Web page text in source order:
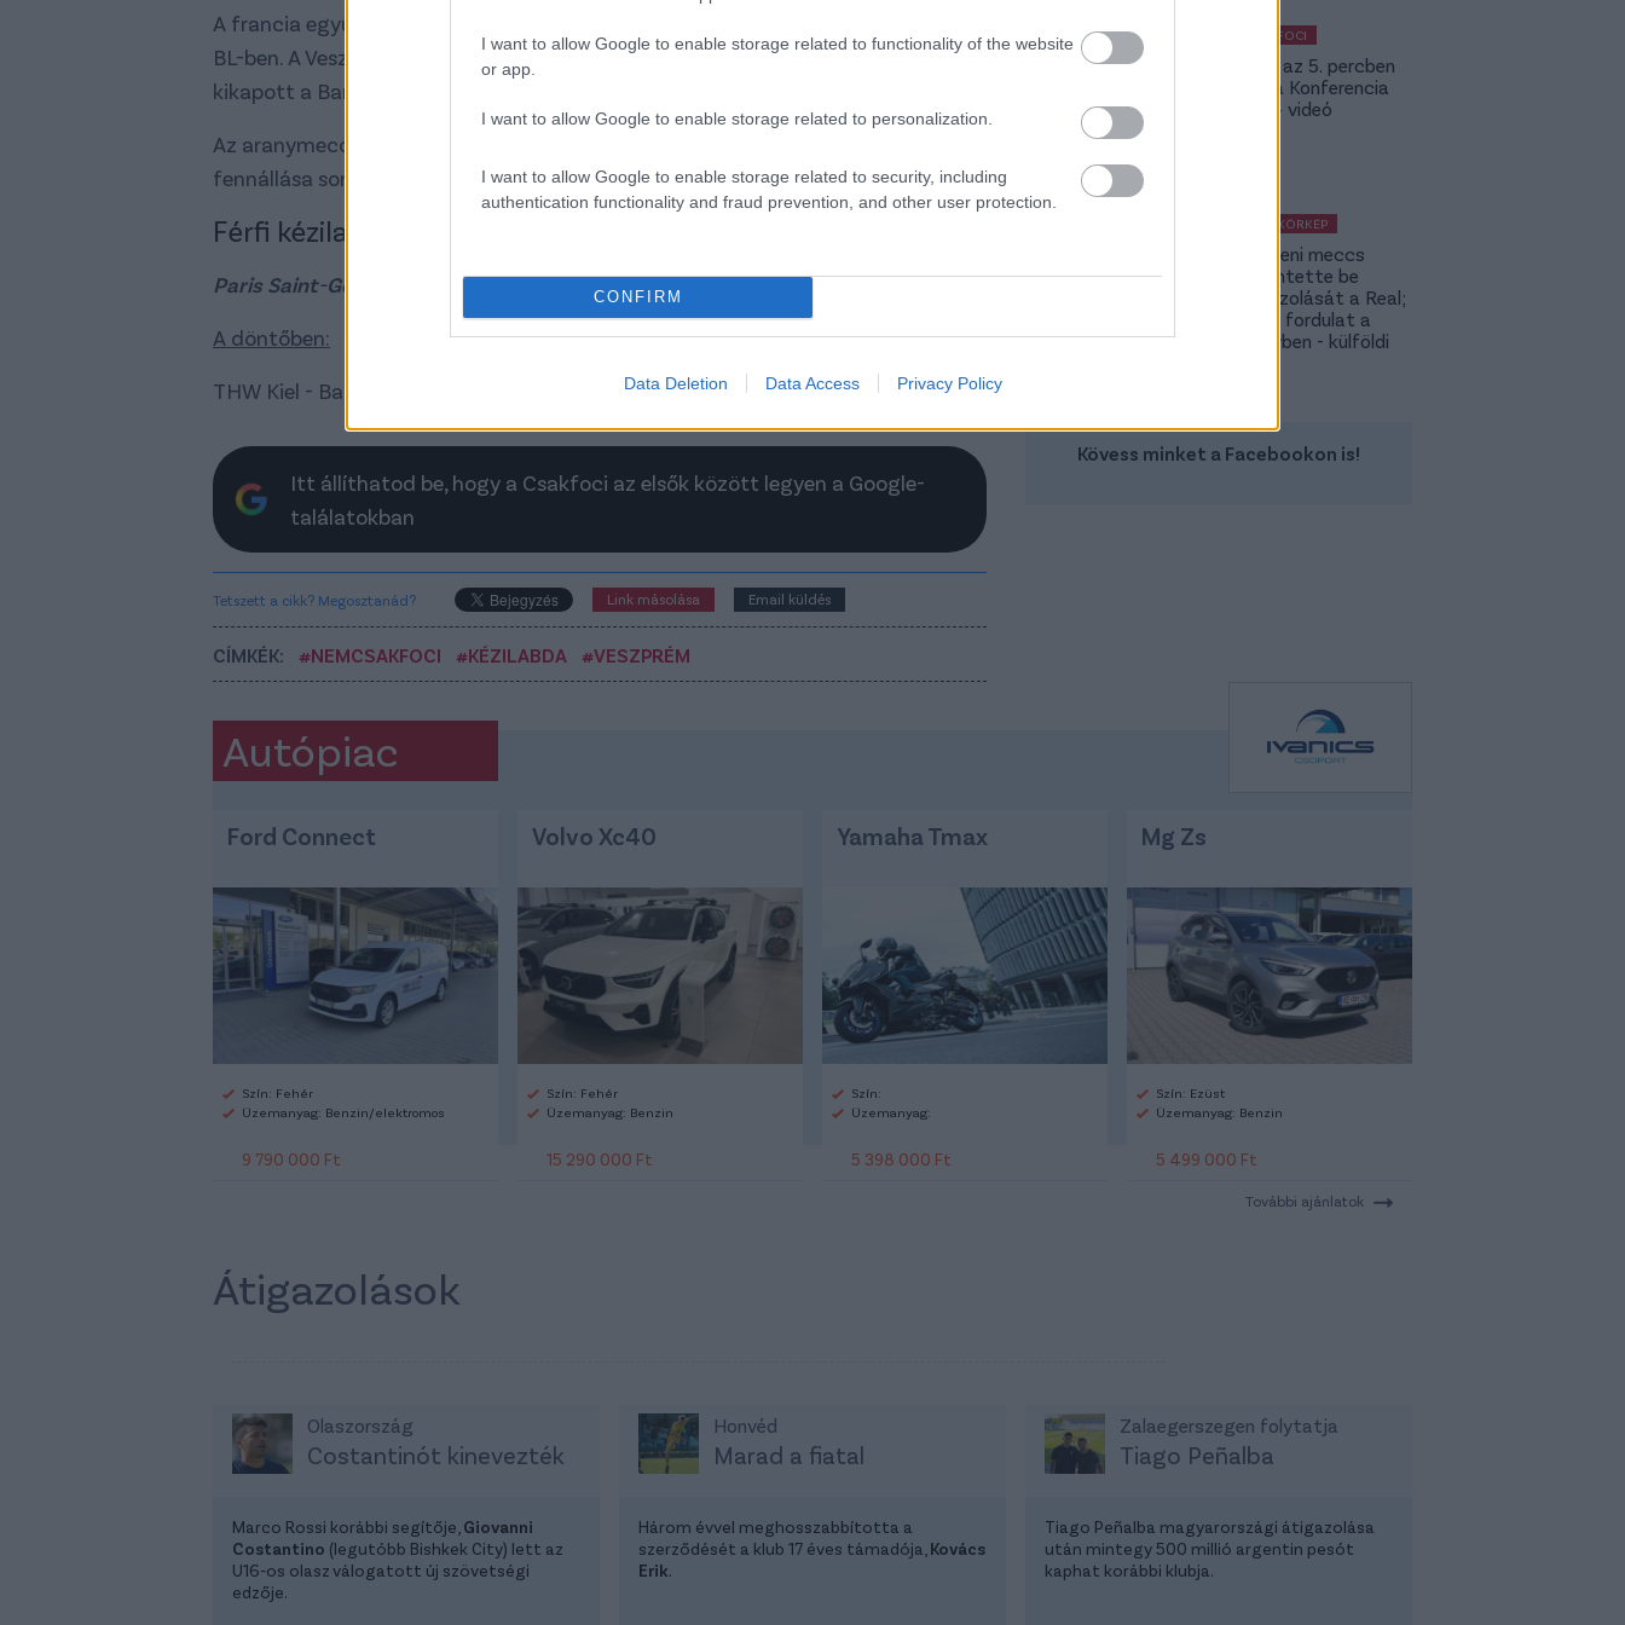
I want to allow Google to enable storage related to functionality of the website
or app.
I want to allow Google to enable storage related to personalization.
I want to allow Google to enable storage related to security, including
authentication functionality and fraud prevention, and other user protection.
CONFIRM
Data Deletion Data Access Privacy Policy
A francia együttes 2016 és 2018 után harmadik alkalommal nyert bronzérmet a
BL-ben. A Veszprém harmadszor játszott a harmadik helyért Kölnben, 2014-ben
kikapott a Barcelonától, amelyet 2017-ben legyőzött.
Az aranymeccsen a német THW Kiel 33–28-ra legyőzte a Barcelonát, így
fennállása során negyedszer nyerte meg a sorozatot. (MTI)
Férfi kézilabda Bajnokok Ligája, a 3. helyért:
Paris Saint-Germain (francia) - Telekom Veszprém 31-26 (14-11)
A döntőben:
THW Kiel - Barcelona 33-28 (19-16)
Itt állíthatod be, hogy a Csakfoci az elsők között legyen a Google-
találatokban
Tetszett a cikk? Megosztanád? Link másolása Email küldés
CÍMKÉK: #NEMCSAKFOCI #KÉZILABDA #VESZPRÉM
KÜLFÖLDI FOCI
Bolla már az 5. percben
betalált a Konferencia
Ligában – videó
KÜLFÖLDI KÖRKÉP
A Fradi elleni meccs
előtt jelentette be
rekordigazolását a Real;
hatalmas fordulat a
Rodri-ügyben - külföldi
Kövess minket a Facebookon is!
Autópiac
Ford Connect
Szín: Fehér
Üzemanyag: Benzin/elektromos
9 790 000 Ft
Volvo Xc40
Szín: Fehér
Üzemanyag: Benzin
15 290 000 Ft
Yamaha Tmax
Szín:
Üzemanyag:
5 398 000 Ft
Mg Zs
Szín: Ezüst
Üzemanyag: Benzin
5 499 000 Ft
További ajánlatok
Átigazolások
Olaszország
Costantinót kinevezték
Marco Rossi korábbi segítője, Giovanni
Costantino (legutóbb Bishkek City) lett az
U16-os olasz válogatott új szövetségi
edzője.
Honvéd
Marad a fiatal
Három évvel meghosszabbította a
szerződését a klub 17 éves támadója, Kovács
Erik.
Zalaegerszegen folytatja
Tiago Peñalba
Tiago Peñalba magyarországi átigazolása
után mintegy 500 millió argentin pesót
kaphat korábbi klubja.